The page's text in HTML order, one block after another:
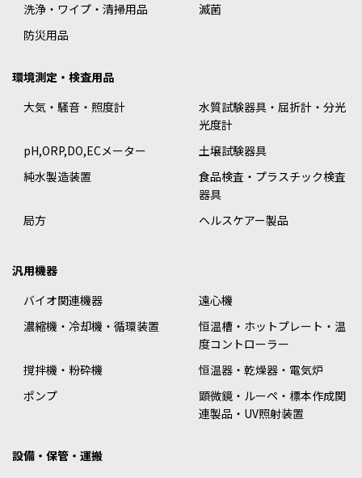
洗浄・ワイプ・清掃用品
滅菌
防災用品
環境測定・検査用品
大気・騒音・照度計
水質試験器具・屈折計・分光
光度計
pH,ORP,DO,ECメーター
土壌試験器具
純水製造装置
食品検査・プラスチック検査
器具
局方
ヘルスケアー製品
汎用機器
バイオ関連機器
遠心機
濃縮機・冷却機・循環装置
恒温槽・ホットプレート・温
度コントローラー
撹拌機・粉砕機
恒温器・乾燥器・電気炉
ポンプ
顕微鏡・ルーペ・標本作成関
連製品・UV照射装置
設備・保管・運搬